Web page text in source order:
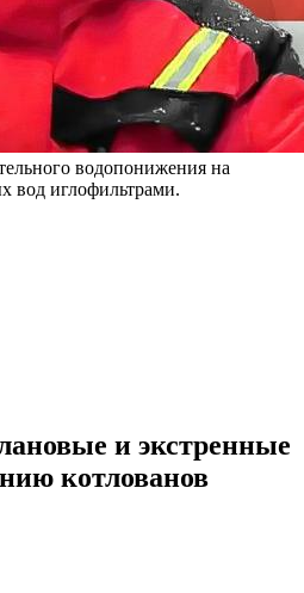
водопонижения на
вод иглофильтрами.
и экстренные
котлованов